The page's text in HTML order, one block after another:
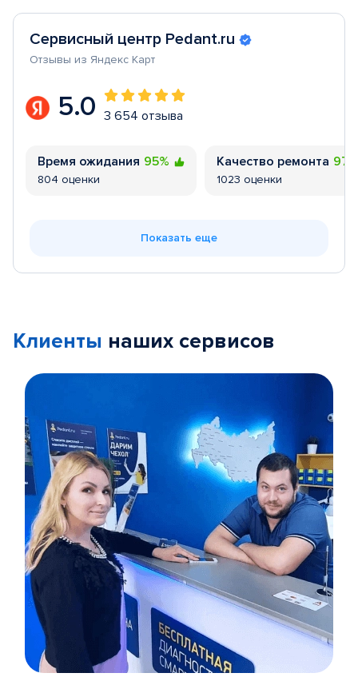
Сервисный центр Pedant.ru
Отзывы из Яндекс Карт
5.0 3 654 отзыва
Время ожидания 95%
804 оценки
Качество ремонта
1023 оценки
Показать еще
Клиенты наших сервисов